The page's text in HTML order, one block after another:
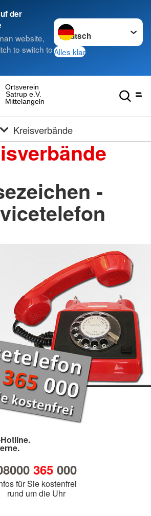
der
website,
to switch to
Sprache wechseln zu
Alles klar
Mittelangeln
Satrup e.V.
Ortsverein
Kreisverbände
-
365000
für Sie kostenfrei
rund um die Uhr